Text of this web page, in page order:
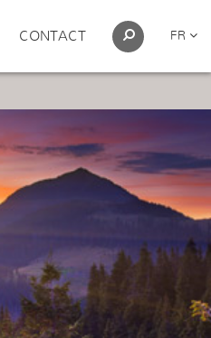
CONTACT FR